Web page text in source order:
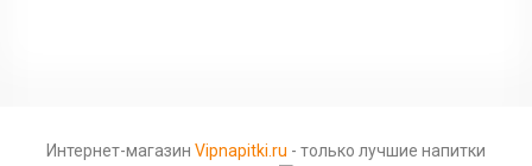
Интернет-магазин Vipnapitki.ru - только лучшие напитки